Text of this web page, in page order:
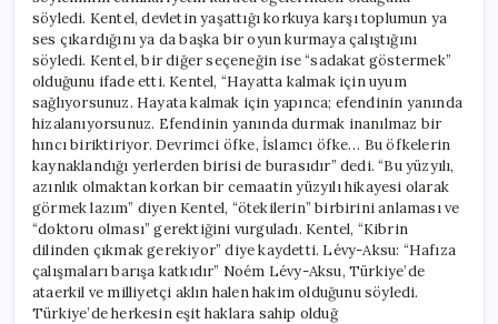
söyledi. Kentel, devletin yaşattığı korkuya karşı toplumun ya
ses çıkardığını ya da başka bir oyun kurmaya çalıştığını
söyledi. Kentel, bir diğer seçeneğin ise “sadakat göstermek”
olduğunu ifade etti. Kentel, “Hayatta kalmak için uyum
sağlıyorsunuz. Hayata kalmak için yapınca; efendinin yanında
hizalanıyorsunuz. Efendinin yanında durmak inanılmaz bir
hıncı biriktiriyor. Devrimci öfke, İslamcı öfke… Bu öfkelerin
kaynaklandığı yerlerden birisi de burasıdır” dedi. “Bu yüzyılı,
azınlık olmaktan korkan bir cemaatin yüzyılı hikayesi olarak
görmek lazım” diyen Kentel, “ötekilerin” birbirini anlaması ve
“doktoru olması” gerektiğini vurguladı. Kentel, “Kibrin
dilinden çıkmak gerekiyor” diye kaydetti. Lévy-Aksu: “Hafıza
çalışmaları barışa katkıdır” Noém Lévy-Aksu, Türkiye’de
ataerkil ve milliyetçi aklın halen hakim olduğunu söyledi.
Türkiye’de herkesin eşit haklara sahip olduğ